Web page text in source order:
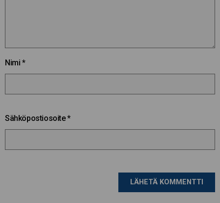
Nimi *
Sähköpostiosoite*